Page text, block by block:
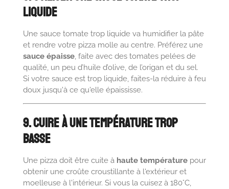
Liquide
Une sauce tomate trop liquide va humidifier la pâte
et rendre votre pizza molle au centre. Préférez une
sauce épaisse, faite avec des tomates pelées de
qualité, un peu d’huile d’olive, de l’origan et du sel.
Si votre sauce est trop liquide, faites-la réduire à feu
doux jusqu'à ce qu'elle épaississe.
9. Cuire à une Température Trop
Basse
Une pizza doit être cuite à haute températurepour
obtenir une croûte croustillante à l'extérieur et
moelleuse à l'intérieur. Si vous la cuisez à 180°C,